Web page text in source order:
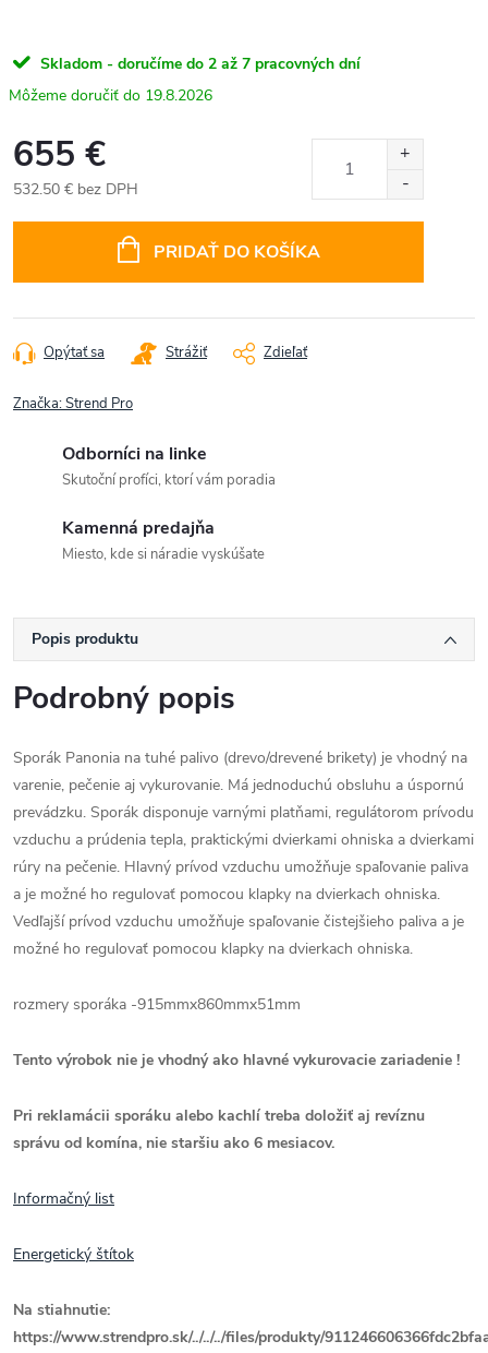
Skladom - doručíme do 2 až 7 pracovných dní
19.8.2026
655 €
532.50 € bez DPH
PRIDAŤ DO KOŠÍKA
Opýtať sa Strážiť Zdieľať
Značka:Strend Pro
Odborníci na linke
Skutoční profíci, ktorí vám poradia
Kamenná predajňa
Miesto, kde si náradie vyskúšate
Popis produktu
Podrobný popis
Sporák Panonia na tuhé palivo (drevo/drevené brikety) je vhodný na
varenie, pečenie aj vykurovanie. Má jednoduchú obsluhu a úspornú
prevádzku. Sporák disponuje varnými platňami, regulátorom prívodu
vzduchu a prúdenia tepla, praktickými dvierkami ohniska a dvierkami
rúry na pečenie. Hlavný prívod vzduchu umožňuje spaľovanie paliva
a je možné ho regulovať pomocou klapky na dvierkach ohniska.
Vedľajší prívod vzduchu umožňuje spaľovanie čistejšieho paliva a je
možné ho regulovať pomocou klapky na dvierkach ohniska.
rozmery sporáka -915mmx860mmx51mm
Tento výrobok nie je vhodný ako hlavné vykurovacie zariadenie !
Pri reklamácii sporáku alebo kachlí treba doložiť aj revíznu
správu od komína, nie staršiu ako 6 mesiacov.
Informačný list
Energetický štítok
Na stiahnutie:
https://www.strendpro.sk/../../../files/produkty/